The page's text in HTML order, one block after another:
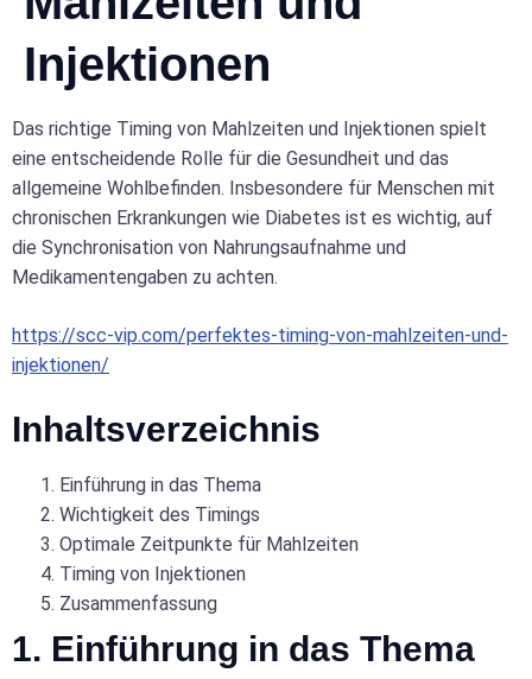
Injektionen
Das richtige Timing von Mahlzeiten und Injektionen spielt
eine entscheidende Rolle für die Gesundheit und das
allgemeine Wohlbefinden. Insbesondere für Menschen mit
chronischen Erkrankungen wie Diabetes ist es wichtig, auf
die Synchronisation von Nahrungsaufnahme und
Medikamentengaben zu achten.
https://scc-vip.com/perfektes-timing-von-mahlzeiten-und-
injektionen/
Inhaltsverzeichnis
Einführung in das Thema
Wichtigkeit des Timings
Optimale Zeitpunkte für Mahlzeiten
Timing von Injektionen
Zusammenfassung
1. Einführung in das Thema